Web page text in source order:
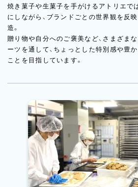
焼き菓子や生菓子を手がけるアトリエで
にしながら、ブランドごとの世界観を反
造。
贈り物や自分へのご褒美など、さまざま
ーツを通して、ちょっとした特別感や豊
ことを目指しています。